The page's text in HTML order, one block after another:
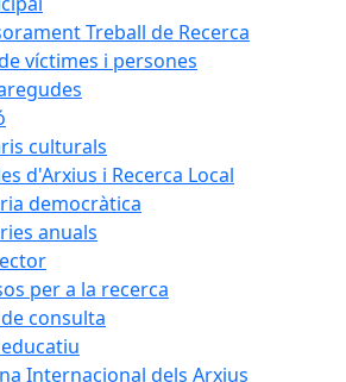
Treball de Recerca
víctimes i persones
culturals
d'Arxius i Recerca Local
democràtica
anuals
per a la recerca
consulta
Internacional dels Arxius